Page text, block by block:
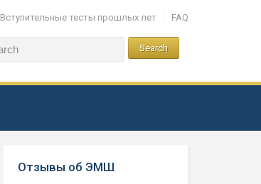
Вступительные тесты прошлых лет FAQ
Отзывы об ЭМШ